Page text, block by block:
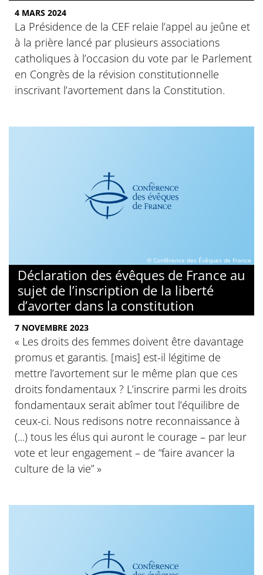
4 MARS 2024
La Présidence de la CEF relaie l’appel au jeûne et
à la prière lancé par plusieurs associations
catholiques à l’occasion du vote par le Parlement
en Congrès de la révision constitutionnelle
inscrivant l’avortement dans la Constitution.
© Conférence des Évêques de France
Déclaration des évêques de France au
sujet de l’inscription de la liberté
d’avorter dans la constitution
7 NOVEMBRE 2023
« Les droits des femmes doivent être davantage
promus et garantis. [mais] est-il légitime de
mettre l’avortement sur le même plan que ces
droits fondamentaux ? L’inscrire parmi les droits
fondamentaux serait abîmer tout l’équilibre de
ceux-ci. Nous redisons notre reconnaissance à
(...) tous les élus qui auront le courage – par leur
vote et leur engagement – de “faire avancer la
culture de la vie” »